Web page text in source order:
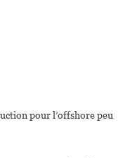
pour l’offshore peu